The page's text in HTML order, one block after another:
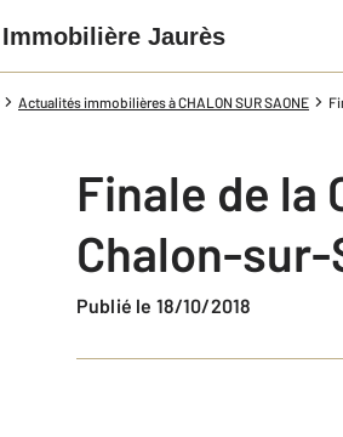
Immobilière Jaurès
Actualités immobilières à CHALON SUR SAONE
Finale de la
Chalon-sur-
Publié le 18/10/2018